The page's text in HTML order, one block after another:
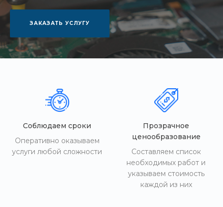
ЗАКАЗАТЬ УСЛУГУ
Соблюдаем сроки
Оперативно оказываем
услуги любой сложности
Прозрачное
ценообразование
Составляем список
необходимых работ и
указываем стоимость
каждой из них